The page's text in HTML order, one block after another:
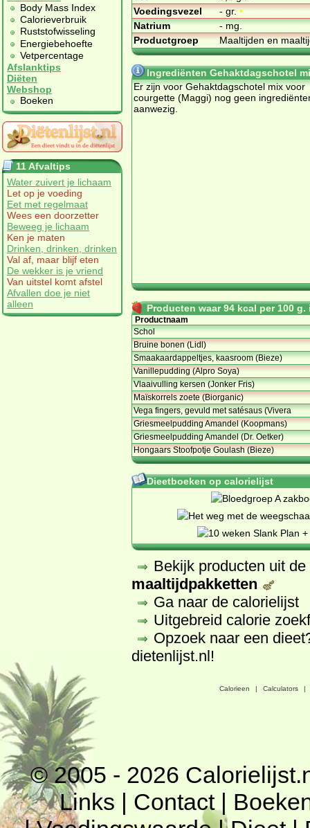
Body Mass Index
Calorieverbruik
Ruststofwisseling
Energiebehoefte
Vetpercentage
Afslanktips
Diëten
Webshop
Boeken
11 Afvaltips
Water zuivert je lichaam
Let op je voeding
Eet met regelmaat
Wees een doorzetter
Beweeg je lichaam
Ken je maten
Drinken, drinken, drinken
Val af, maar blijf eten
De wekker is je vriend
Van uitstel komt afstel
Afvallen doe je niet
alleen
Voedingsvezel
- gr.•
Natrium
- mg.
Productgroep
Maaltijden en
Ingrediënten Gehaktdagschotel
Er zijn voor Gehaktdagschotel mix voor
courgette (Maggi) nog geen
aanwezig.
Producten waar 94 kcal per 100
Productnaam
Schol
Bruine bonen (Lidl)
Smaakaardappeltjes, kaasroom (Bieze)
Vanillepudding (Alpro Soya)
Vlaaivulling kersen (Jonker Fris)
Maïskorrels zoete (Biorganic)
Vega fingers, gevuld met satésaus (Vivera
Griesmeelpudding Amandel (Koopmans)
Griesmeelpudding Amandel (Dr. Oetker)
Hongaars Stoofpotje Goulash (Bieze)
Dieetboeken op calorielijst
Bekijk producten uit
maaltijdpakketten
Ga naar de calorielijst
Uitgebreid calorie
Opzoek naar een
dietenlijst.nl!
Calorieen | Calculators |
© 2005 - 2026
Links | Contact|